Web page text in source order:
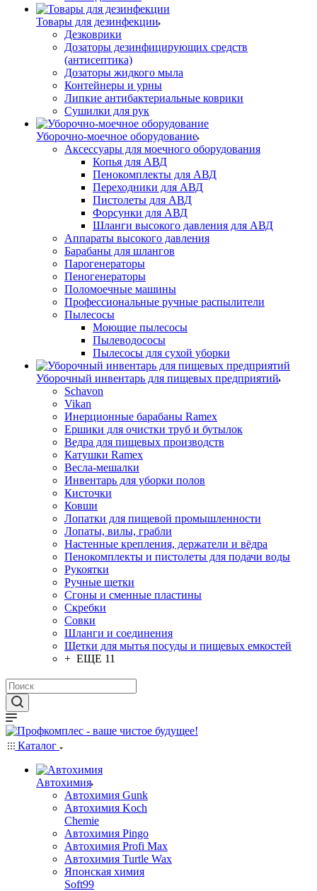
Товары для дезинфекции
Дезковрики
Дозаторы дезинфицирующих средств
(антисептика)
Дозаторы жидкого мыла
Контейнеры и урны
Липкие антибактериальные коврики
Сушилки для рук
Уборочно-моечное оборудование
Аксессуары для моечного оборудования
Копья для АВД
Пенокомплекты для АВД
Переходники для АВД
Пистолеты для АВД
Форсунки для АВД
Шланги высокого давления для АВД
Аппараты высокого давления
Барабаны для шлангов
Парогенераторы
Пеногенераторы
Поломоечные машины
Профессиональные ручные распылители
Пылесосы
Моющие пылесосы
Пылеводососы
Пылесосы для сухой уборки
Уборочный инвентарь для пищевых предприятий
Schavon
Vikan
Инерционные барабаны Ramex
Ершики для очистки труб и бутылок
Ведра для пищевых производств
Катушки Ramex
Весла-мешалки
Инвентарь для уборки полов
Кисточки
Ковши
Лопатки для пищевой промышленности
Лопаты, вилы, грабли
Настенные крепления, держатели и вёдра
Пенокомплекты и пистолеты для подачи воды
Рукоятки
Ручные щетки
Сгоны и сменные пластины
Скребки
Совки
Шланги и соединения
Щетки для мытья посуды и пищевых емкостей
+ ЕЩЕ 11
Каталог
Автохимия
Автохимия Gunk
Автохимия Koch
Chemie
Автохимия Pingo
Автохимия Profi Max
Автохимия Turtle Wax
Японская химия
Soft99